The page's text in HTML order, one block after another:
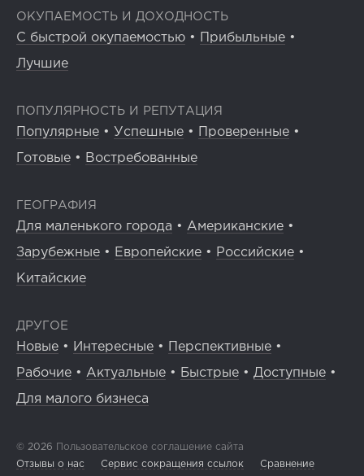
ОКУПАЕМОСТЬ И ДОХОДНОСТЬ
С быстрой окупаемостью • Прибыльные •
Лучшие
ПОПУЛЯРНОСТЬ И РЕПУТАЦИЯ
Популярные • Успешные • Проверенные •
Готовые • Востребованные
ГЕОГРАФИЯ
Для маленького города • Американские •
Зарубежные • Европейские • Российские •
Китайские
ДРУГОЕ
Новые • Интересные • Перспективные •
Рабочие • Актуальные • Быстрые • Доступные •
Для малого бизнеса
© 2026 Пользовательское соглашение сайта
Отзывы о нас
Сервис сокращения ссылок Сравнение